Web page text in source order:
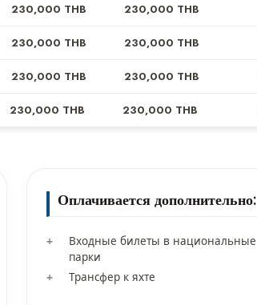
230,000 THB 230,000 THB
230,000 THB 230,000 THB
230,000 THB 230,000 THB
230,000 THB 230,000 THB
Оплачивается дополнительно:
Входные билеты в национальные
парки
Трансфер к яхте